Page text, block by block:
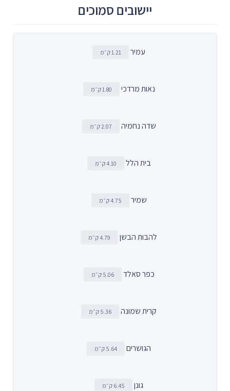
יישובים סמוכים
עמיר 1.21 ק״מ
נאות מרדכי 1.80 ק״מ
שדה נחמיה 2.07 ק״מ
בית הלל 4.10 ק״מ
שמיר 4.75 ק״מ
להבות הבשן 4.79 ק״מ
כפר סאלד 5.06 ק״מ
קרית שמונה 5.36 ק״מ
הגושרים 5.64 ק״מ
גונן 6.45 ק״מ